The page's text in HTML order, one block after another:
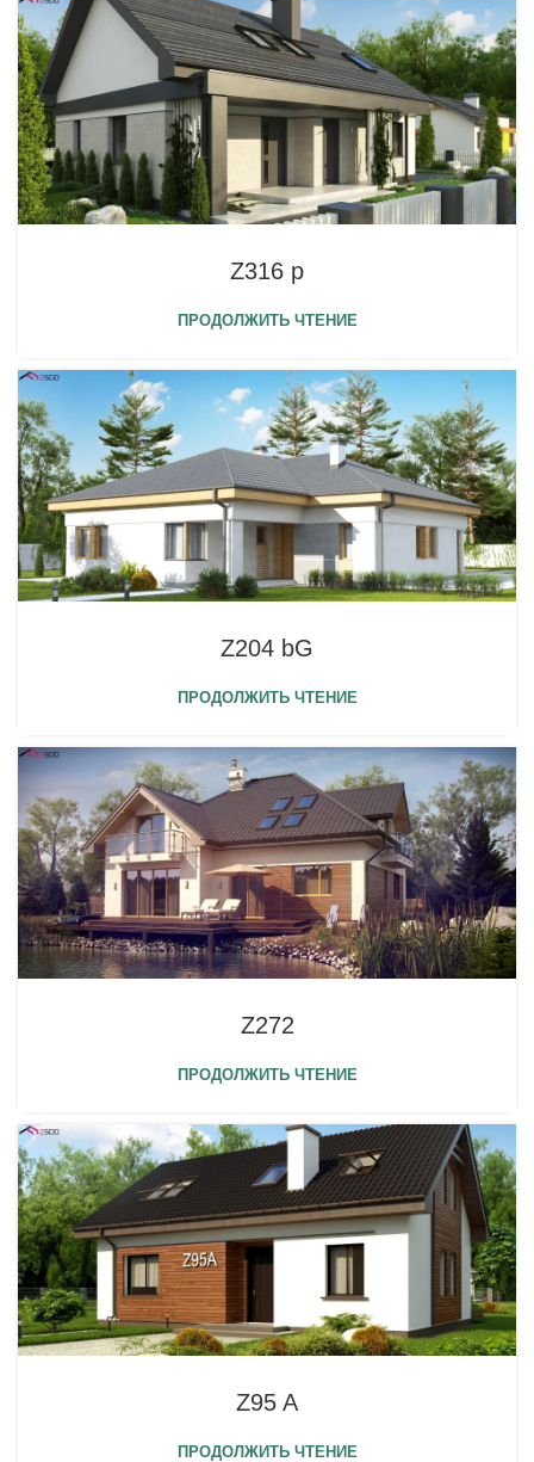
Z316 p
ПРОДОЛЖИТЬ ЧТЕНИЕ
Z204 bG
ПРОДОЛЖИТЬ ЧТЕНИЕ
Z272
ПРОДОЛЖИТЬ ЧТЕНИЕ
Z95 A
ПРОДОЛЖИТЬ ЧТЕНИЕ